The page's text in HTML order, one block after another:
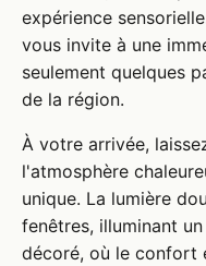
expérience
vous invite à une
seulement quelques
de la région.
À votre arrivée,
l'atmosphère
unique. La lumière
fenêtres, illuminant
décoré, où le confort